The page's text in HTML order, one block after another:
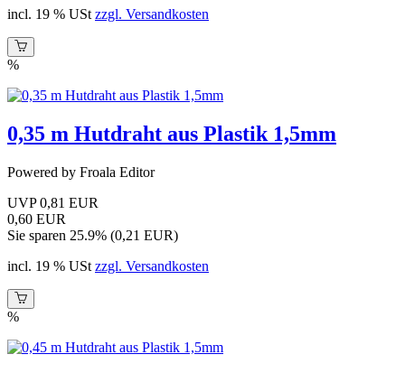
incl. 19 % USt zzgl. Versandkosten
%
0,35 m Hutdraht aus Plastik 1,5mm
Powered by Froala Editor
UVP 0,81 EUR
0,60 EUR
Sie sparen 25.9% (0,21 EUR)
incl. 19 % USt zzgl. Versandkosten
%